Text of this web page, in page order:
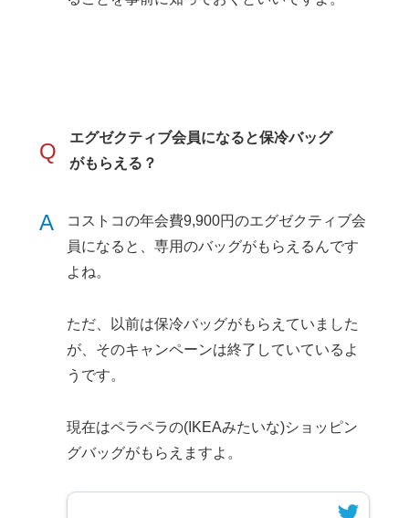
Q
エグゼクティブ会員になると保冷バッグ
がもらえる？
A
コストコの年会費9,900円のエグゼクティブ会
員になると、専用のバッグがもらえるんです
よね。
ただ、以前は保冷バッグがもらえていました
が、そのキャンペーンは終了していているよ
うです。
現在はペラペラの(IKEAみたいな)ショッピン
グバッグがもらえますよ。